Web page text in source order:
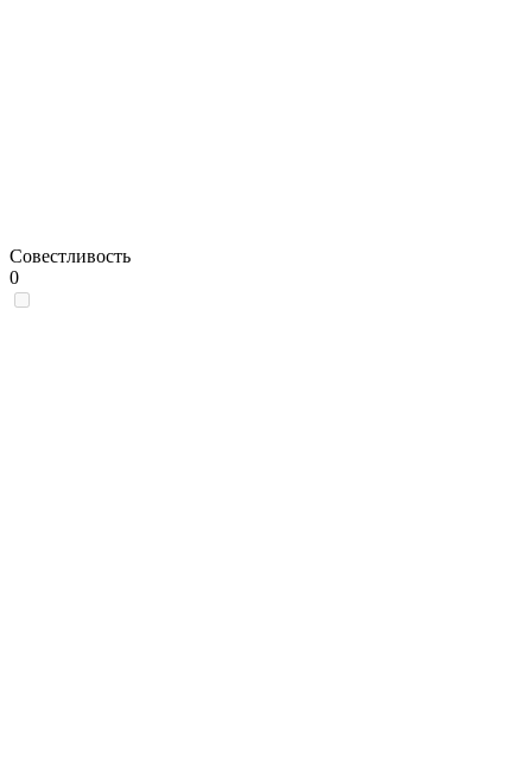
Совестливость
0